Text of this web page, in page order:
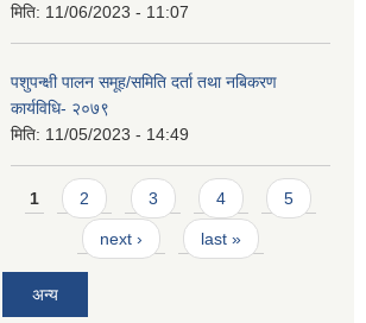
मिति: 11/06/2023 - 11:07
पशुपन्क्षी पालन समूह/समिति दर्ता तथा नबिकरण
कार्यविधि- २०७९
मिति: 11/05/2023 - 14:49
Pages
1 2 3 4 5
next › last »
अन्य